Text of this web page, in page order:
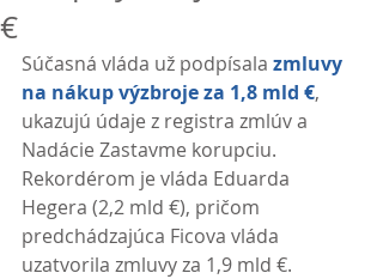
€
Súčasná vláda už podpísala zmluvy
na nákup výzbroje za 1,8 mld €,
ukazujú údaje z registra zmlúv a
Nadácie Zastavme korupciu.
Rekordérom je vláda Eduarda
Hegera (2,2 mld €), pričom
predchádzajúca Ficova vláda
uzatvorila zmluvy za 1,9 mld €.